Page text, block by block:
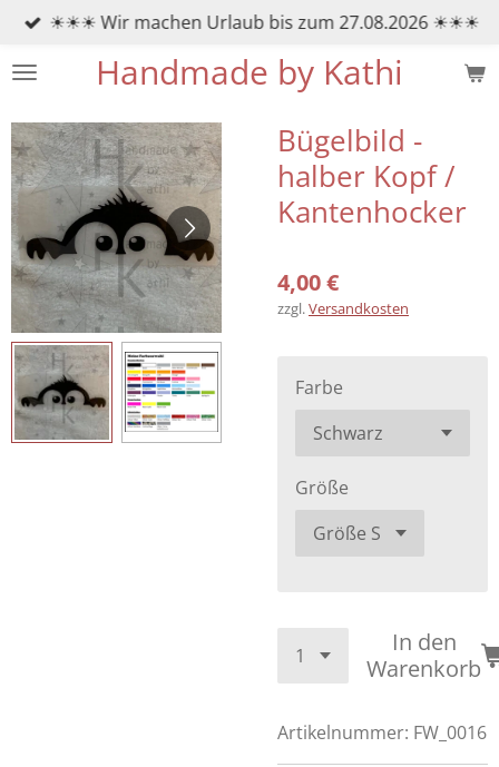
Zum
springen
Handmade by Kathi
☀☀☀ Wir machen Urlaub bis zum 27.08.2026 ☀☀☀
Bügelbild -
halber Kopf /
Kantenhocker
4,00 €
zzgl.Versandkosten
Farbe
Größe
In den
Warenkorb
Artikelnummer: FW_0016